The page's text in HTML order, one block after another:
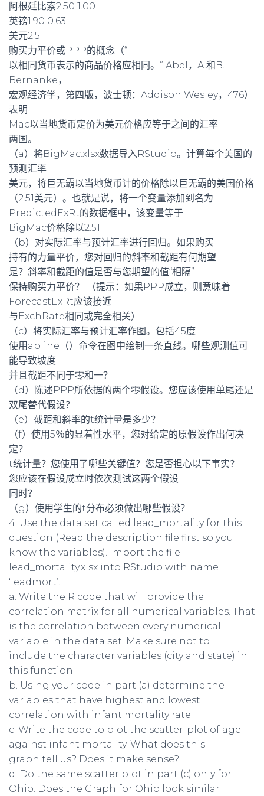
阿根廷比索2.50 1.00
英镑1.90 0.63
美元2.51
购买力平价或PPP的概念（“
以相同货币表示的商品价格应相同。” Abel，A.和B.
Bernanke，
宏观经济学，第四版，波士顿：Addison Wesley，476）
表明
Mac以当地货币定价为美元价格应等于之间的汇率
两国。
（a）将BigMac.xlsx数据导入RStudio。计算每个美国的
预测汇率
美元，将巨无霸以当地货币计的价格除以巨无霸的美国价格
（2.51美元）。也就是说，将一个变量添加到名为
PredictedExRt的数据框中，该变量等于
BigMac价格除以2.51
（b）对实际汇率与预计汇率进行回归。如果购买
持有的力量平价，您对回归的斜率和截距有何期望
是？斜率和截距的值是否与您期望的值“相隔”
保持购买力平价？ （提示：如果PPP成立，则意味着
ForecastExRt应该接近
与ExchRate相同或完全相关）
（c）将实际汇率与预计汇率作图。包括45度
使用abline（）命令在图中绘制一条直线。哪些观测值可
能导致坡度
并且截距不同于零和一？
（d）陈述PPP所依据的两个零假设。您应该使用单尾还是
双尾替代假设？
（e）截距和斜率的t统计量是多少？
（f）使用5％的显着性水平，您对给定的原假设作出何决
定？
t统计量？您使用了哪些关键值？您是否担心以下事实？
您应该在假设成立时依次测试这两个假设
同时？
（g）使用学生的t分布必须做出哪些假设？
4. Use the data set called lead_mortality for this
question (Read the description file first so you
know the variables). Import the file
lead_mortality.xlsx into RStudio with name
‘leadmort’.
a. Write the R code that will provide the
correlation matrix for all numerical variables. That
is the correlation between every numerical
variable in the data set. Make sure not to
include the character variables (city and state) in
this function.
b. Using your code in part (a) determine the
variables that have highest and lowest
correlation with infant mortality rate.
c. Write the code to plot the scatter-plot of age
against infant mortality. What does this
graph tell us? Does it make sense?
d. Do the same scatter plot in part (c) only for
Ohio. Does the Graph for Ohio look similar